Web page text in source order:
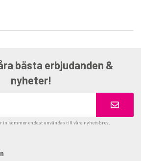
bästa erbjudanden &
nyheter!
in kommer endast användas till våra nyhetsbrev.